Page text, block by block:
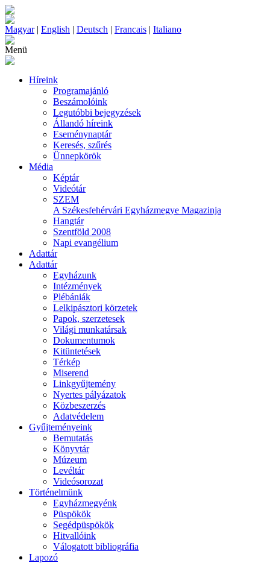
Magyar| English | Deutsch | Francais | Italiano
Menü
Híreink
Programajánló
Beszámolóink
Legutóbbi bejegyzések
Állandó híreink
Eseménynaptár
Keresés, szűrés
Ünnepkörök
Média
Képtár
Videótár
SZEM
A Székesfehérvári Egyházmegye Magazinja
Hangtár
Szentföld 2008
Napi evangélium
Adattár
Adattár
Egyházunk
Intézmények
Plébániák
Lelkipásztori körzetek
Papok, szerzetesek
Világi munkatársak
Dokumentumok
Kitüntetések
Térkép
Miserend
Linkgyűjtemény
Nyertes pályázatok
Közbeszerzés
Adatvédelem
Gyűjteményeink
Bemutatás
Könyvtár
Múzeum
Levéltár
Videósorozat
Történelmünk
Egyházmegyénk
Püspökök
Segédpüspökök
Hitvallóink
Válogatott bibliográfia
Lapozó